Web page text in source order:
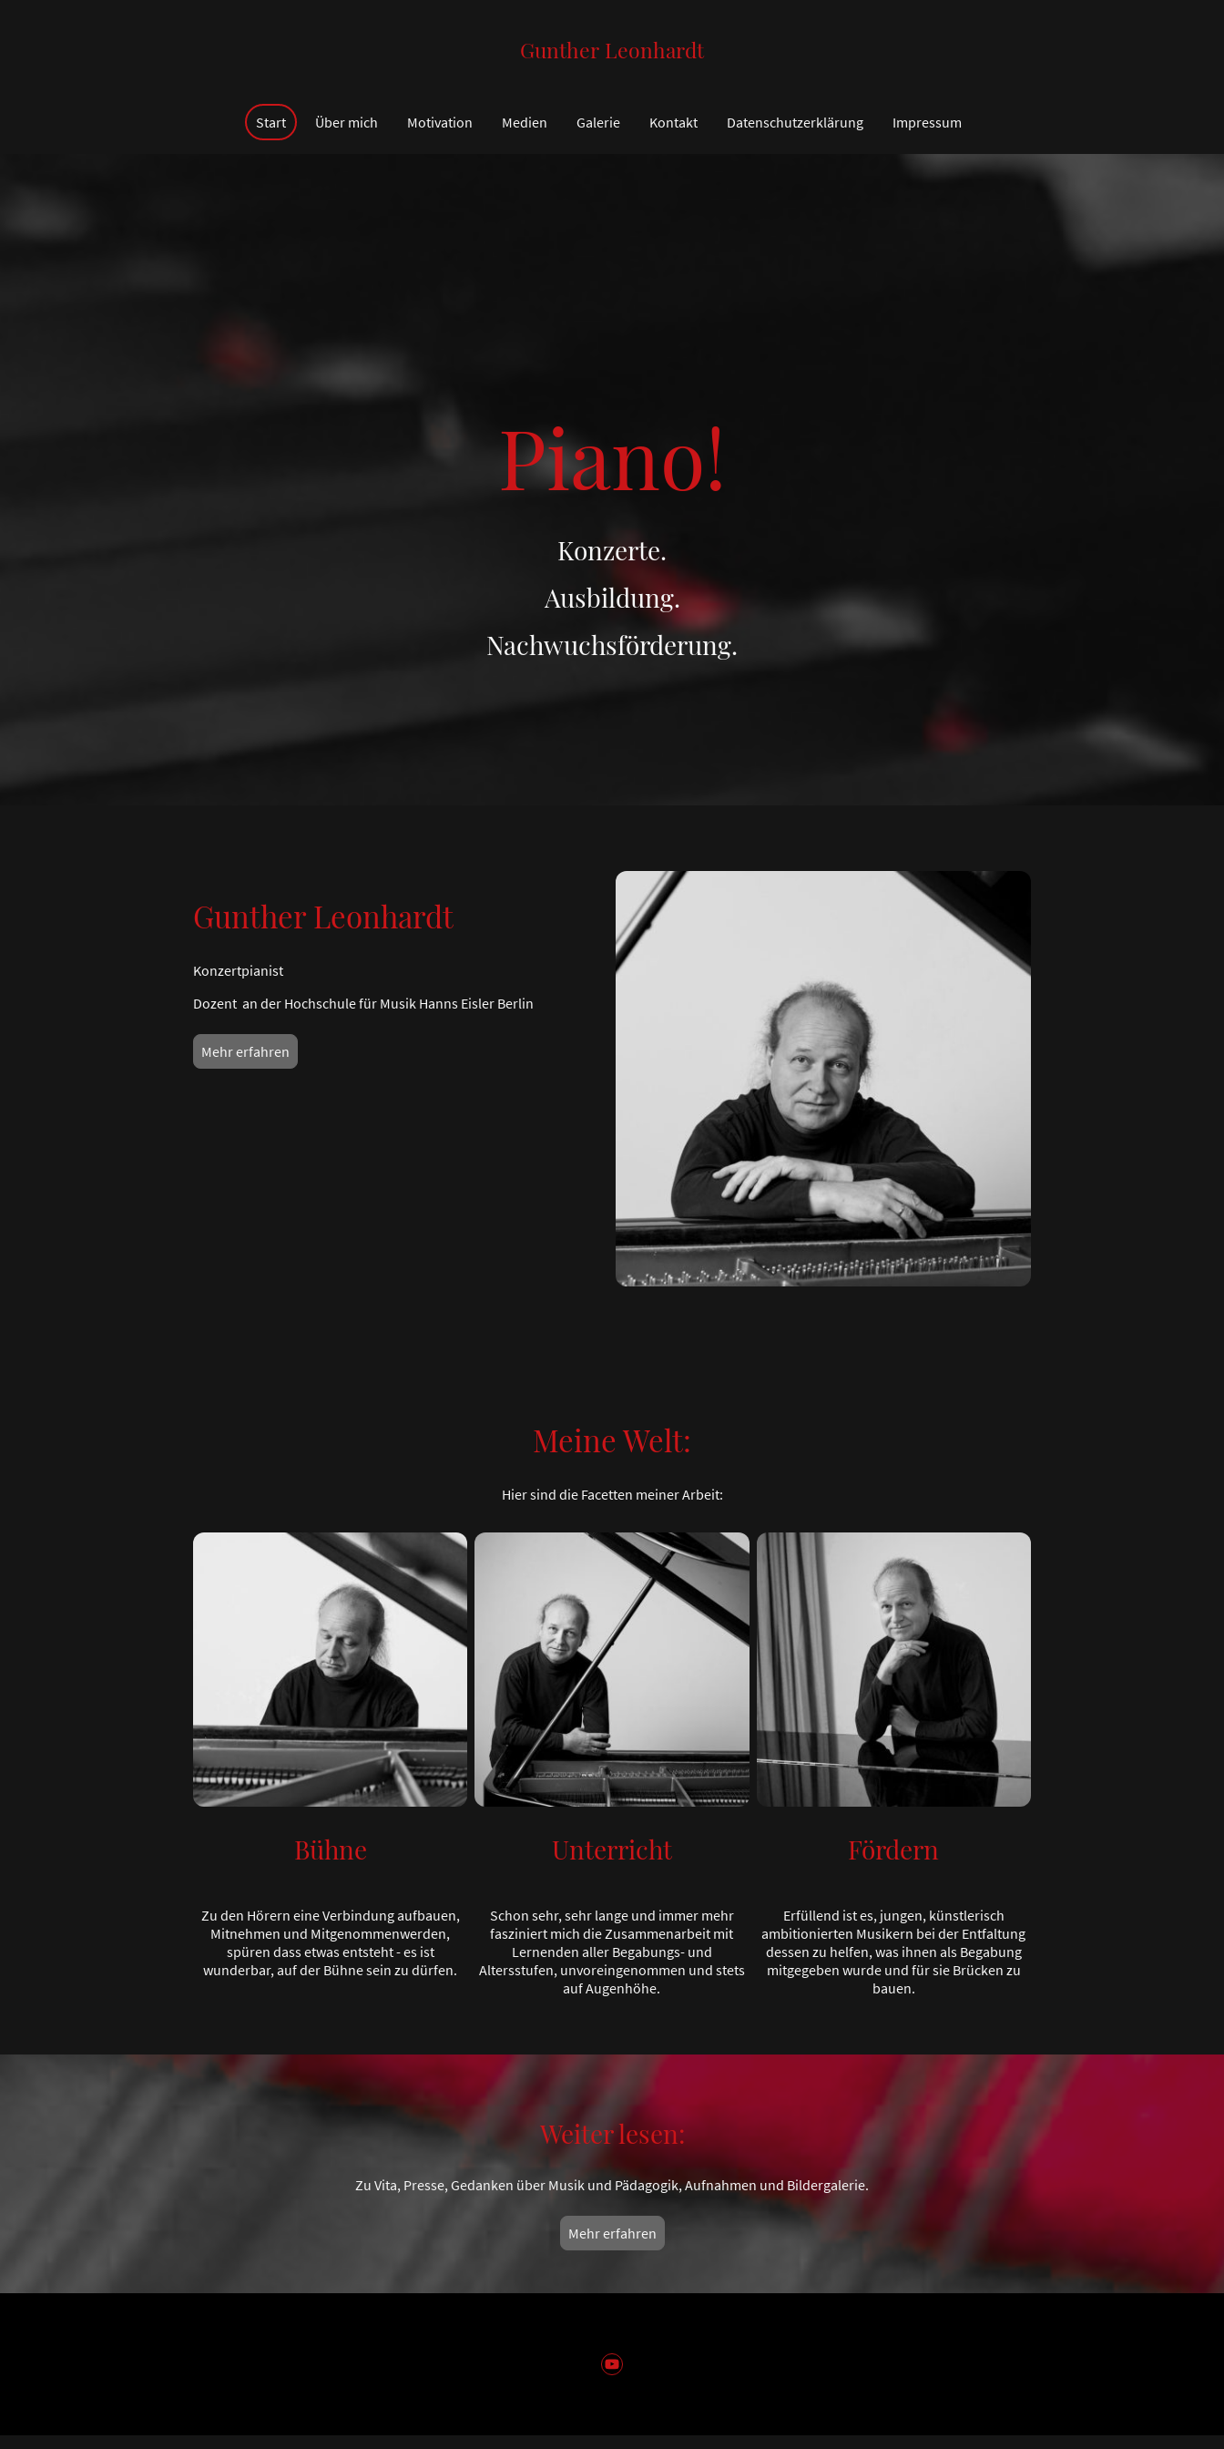
Gunther Leonhardt
Start Über mich Motivation Medien Galerie Kontakt Datenschutzerklärung Impressum
Piano!
Konzerte.
Ausbildung.
Nachwuchsförderung.
Gunther Leonhardt
Konzertpianist
Dozent an der Hochschule für Musik Hanns Eisler Berlin
Mehr erfahren
Meine Welt:
Hier sind die Facetten meiner Arbeit:
Bühne
Zu den Hörern eine Verbindung aufbauen,
Mitnehmen und Mitgenommenwerden,
spüren dass etwas entsteht - es ist
wunderbar, auf der Bühne sein zu dürfen.
Unterricht
Schon sehr, sehr lange und immer mehr
fasziniert mich die Zusammenarbeit mit
Lernenden aller Begabungs- und
Altersstufen, unvoreingenommen und stets
auf Augenhöhe.
Fördern
Erfüllend ist es, jungen, künstlerisch
ambitionierten Musikern bei der Entfaltung
dessen zu helfen, was ihnen als Begabung
mitgegeben wurde und für sie Brücken zu
bauen.
Weiter lesen:
Zu Vita, Presse, Gedanken über Musik und Pädagogik, Aufnahmen und Bildergalerie.
Mehr erfahren